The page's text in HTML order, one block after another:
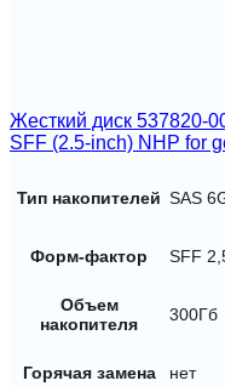
Жесткий диск 537820-
SFF (2.5-inch) NHP for
Тип накопителей SAS
Форм-фактор SFF
Объем
накопителя
300Гб
Горячая замена нет